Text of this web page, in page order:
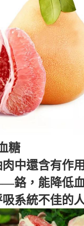
糖
中還含有作
鉻，能降低
系統不佳的